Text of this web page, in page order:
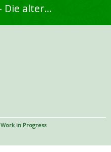
Nähkromanten - Die alternative Näh- und DIY-Community
Work in Progress